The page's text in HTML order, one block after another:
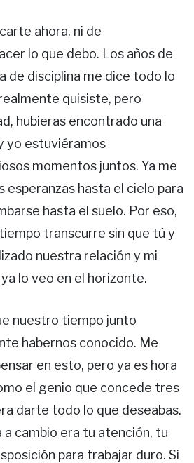
ahora, ni de
lo que debo. Los años de
de disciplina me dice todo lo
quisiste, pero
hubieras encontrado una
yo estuviéramos
momentos juntos. Ya me
esperanzas hasta el cielo para
hasta el suelo. Por eso,
transcurre sin que tú y
nuestra relación y mi
lo veo en el horizonte.
nuestro tiempo junto
habernos conocido. Me
en esto, pero ya es hora
el genio que concede tres
darte todo lo que deseabas.
a cambio era tu atención, tu
para trabajar duro. Si